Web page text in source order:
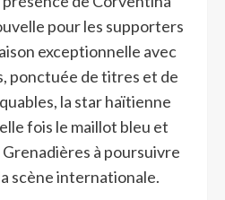
pour les supporters
exceptionnelle avec
ponctuée de titres et de
la star haïtienne
fois le maillot bleu et
Grenadières à poursuivre
scène internationale.